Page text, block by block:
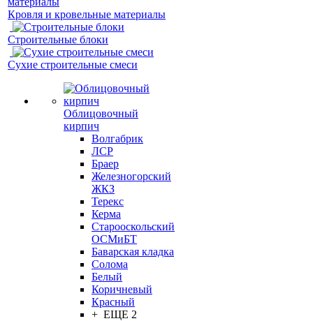
Кровля и кровельные материалы
Строительные блоки
Сухие строительные смеси
Облицовочный
кирпич
Волгабрик
ЛСР
Браер
Железногорский
ЖКЗ
Терекс
Керма
Старооскольский
ОСМиБТ
Баварская кладка
Солома
Белый
Коричневый
Красный
+ ЕЩЕ 2